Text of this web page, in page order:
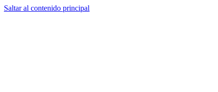
Saltar al contenido principal